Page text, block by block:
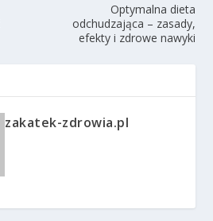
Optymalna dieta
odchudzająca – zasady,
efekty i zdrowe nawyki
zakatek-zdrowia.pl